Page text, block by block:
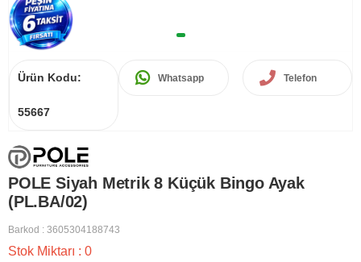
Ürün Kodu:
55667
Whatsapp Telefon
POLE Siyah Metrik 8 Küçük Bingo Ayak
(PL.BA/02)
Barkod : 3605304188743
Stok Miktarı : 0